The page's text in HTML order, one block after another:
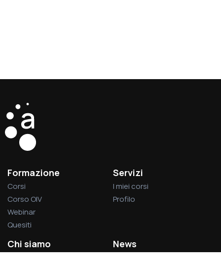
Formazione
Corsi
Corso OIV
Webinar
Quesiti
Servizi
I miei corsi
Profilo
Chi siamo News